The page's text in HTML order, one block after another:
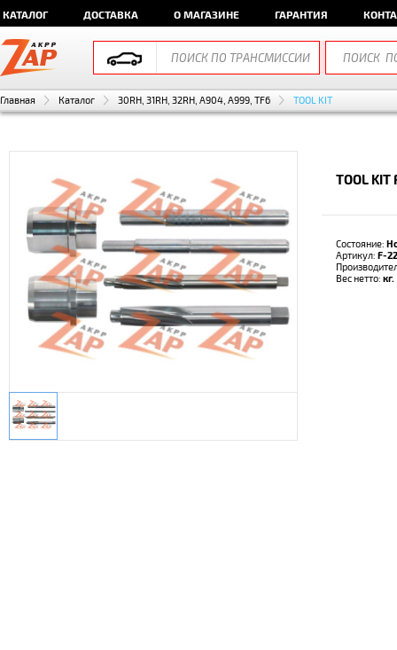
КАТАЛОГ ДОСТАВКА О МАГАЗИНЕ ГАРАНТИЯ
Главная Каталог 30RH, 31RH, 32RH, A904, A999, TF6 TOOL KIT
TOOL KIT
Состояние:
Артикул: F-
Вес нетто: кг.